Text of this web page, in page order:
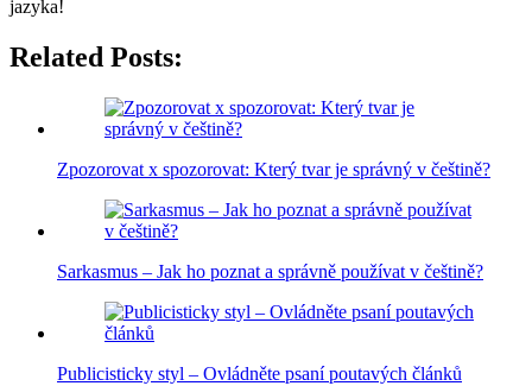
jazyka!
Related Posts:
Zpozorovat x spozorovat: Který tvar je správný v češtině?
Sarkasmus – Jak ho poznat a správně používat v češtině?
Publicisticky styl – Ovládněte psaní poutavých článků